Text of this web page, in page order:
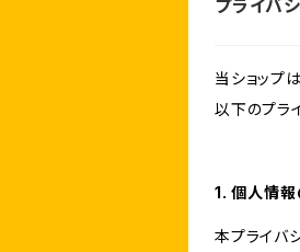
プライバ
当ショップ
以下のプラ
1. 個人情報
本プライバ